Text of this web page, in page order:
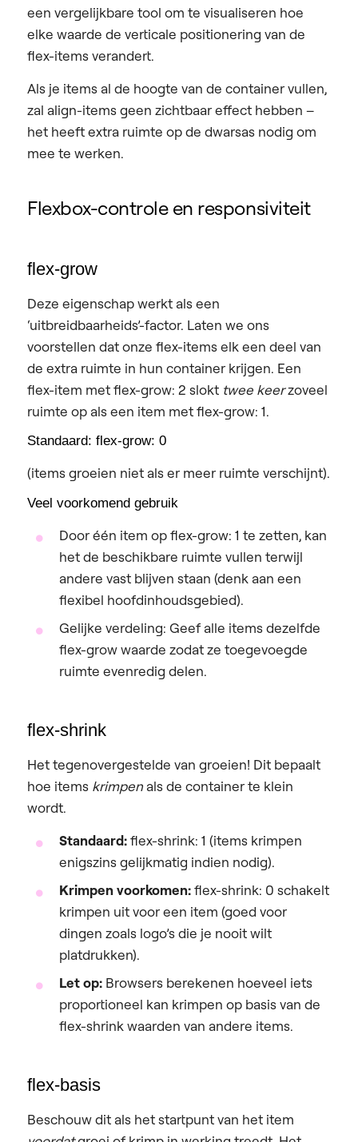
een vergelijkbare tool om te visualiseren hoe
elke waarde de verticale positionering van de
flex-items verandert.
Als je items al de hoogte van de container vullen,
zal align-items geen zichtbaar effect hebben –
het heeft extra ruimte op de dwarsas nodig om
mee te werken.
Flexbox-controle en responsiviteit
flex-grow
Deze eigenschap werkt als een
‘uitbreidbaarheids’-factor. Laten we ons
voorstellen dat onze flex-items elk een deel van
de extra ruimte in hun container krijgen. Een
flex-item met flex-grow: 2 slokt twee keerzoveel
ruimte op als een item met flex-grow: 1.
Standaard: flex-grow: 0
(items groeien niet als er meer ruimte verschijnt).
Veel voorkomend gebruik
Door één item op flex-grow: 1 te zetten, kan
het de beschikbare ruimte vullen terwijl
andere vast blijven staan (denk aan een
flexibel hoofdinhoudsgebied).
Gelijke verdeling: Geef alle items dezelfde
flex-grow waarde zodat ze toegevoegde
ruimte evenredig delen.
flex-shrink
Het tegenovergestelde van groeien! Dit bepaalt
hoe items krimpen als de container te klein
wordt.
Standaard:flex-shrink: 1 (items krimpen
enigszins gelijkmatig indien nodig).
Krimpen voorkomen:flex-shrink: 0 schakelt
krimpen uit voor een item (goed voor
dingen zoals logo’s die je nooit wilt
platdrukken).
Let op: Browsers berekenen hoeveel iets
proportioneel kan krimpen op basis van de
flex-shrink waarden van andere items.
flex-basis
Beschouw dit als het startpunt van het item